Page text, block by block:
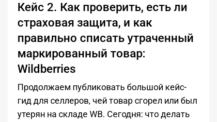
Кейс 2. Как проверить, есть ли
страховая защита, и как
правильно списать утраченный
маркированный товар:
Wildberries
Продолжаем публиковать большой кейс-
гид для селлеров, чей товар сгорел или был
утерян на складе WB. Сегодня: что делать